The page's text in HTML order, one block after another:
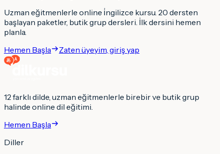
Uzman eğitmenlerle online i̇ngilizce kursu. 20 dersten
başlayan paketler, butik grup dersleri. İlk dersini hemen
planla.
Hemen Başla
Zaten üyeyim, giriş yap
12 farklı dilde, uzman eğitmenlerle birebir ve butik grup
halinde online dil eğitimi.
Hemen Başla
Diller